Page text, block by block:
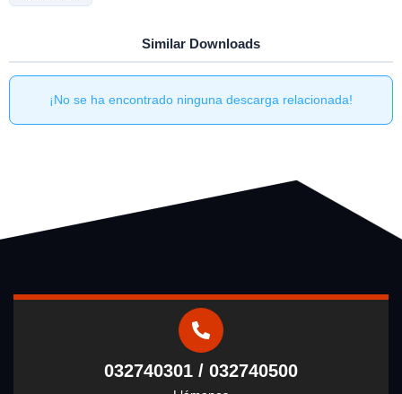
Similar Downloads
¡No se ha encontrado ninguna descarga relacionada!
032740301 / 032740500